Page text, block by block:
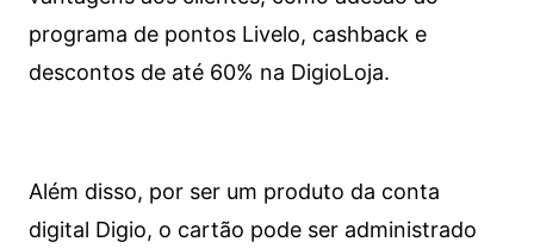
programa de pontos Livelo, cashback e
descontos de até 60% na DigioLoja.
Além disso, por ser um produto da conta
digital Digio, o cartão pode ser administrado